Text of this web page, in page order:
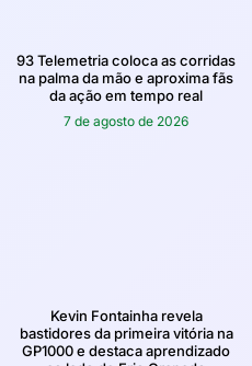
93 Telemetria coloca as corridas
na palma da mão e aproxima fãs
da ação em tempo real
7 de agosto de 2026
Kevin Fontainha revela
bastidores da primeira vitória na
GP1000 e destaca aprendizado